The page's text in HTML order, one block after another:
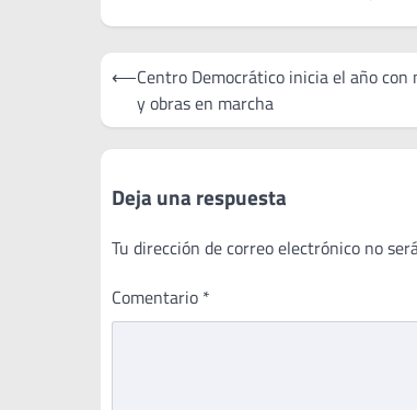
Navegación
entradas
⟵Centro Democrático inicia el año con
y obras en marcha
Deja una respuesta
Tu dirección de correo electrónico no
Comentario *